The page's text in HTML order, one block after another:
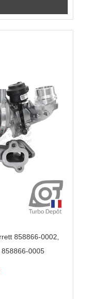
858866-0002,
0005